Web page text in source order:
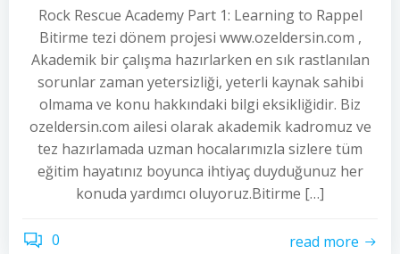
Rock Rescue Academy Part 1: Learning to Rappel
Bitirme tezi dönem projesi www.ozeldersin.com ,
Akademik bir çalışma hazırlarken en sık rastlanılan
sorunlar zaman yetersizliği, yeterli kaynak sahibi
olmama ve konu hakkındaki bilgi eksikliğidir. Biz
ozeldersin.com ailesi olarak akademik kadromuz ve
tez hazırlamada uzman hocalarımızla sizlere tüm
eğitim hayatınız boyunca ihtiyaç duyduğunuz her
konuda yardımcı oluyoruz.Bitirme […]
0 read more